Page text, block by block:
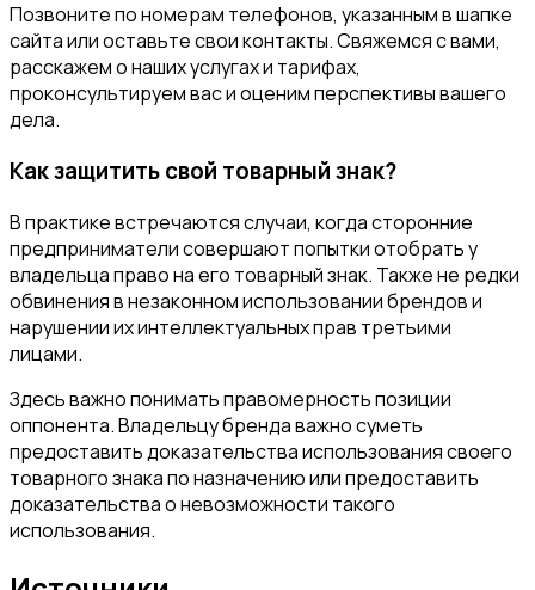
Позвоните по номерам телефонов, указанным в шапке
сайта или оставьте свои контакты. Свяжемся с вами,
расскажем о наших услугах и тарифах,
проконсультируем вас и оценим перспективы вашего
дела.
Как защитить свой товарный знак?
В практике встречаются случаи, когда сторонние
предприниматели совершают попытки отобрать у
владельца право на его товарный знак. Также не редки
обвинения в незаконном использовании брендов и
нарушении их интеллектуальных прав третьими
лицами.
Здесь важно понимать правомерность позиции
оппонента. Владельцу бренда важно суметь
предоставить доказательства использования своего
товарного знака по назначению или предоставить
доказательства о невозможности такого
использования.